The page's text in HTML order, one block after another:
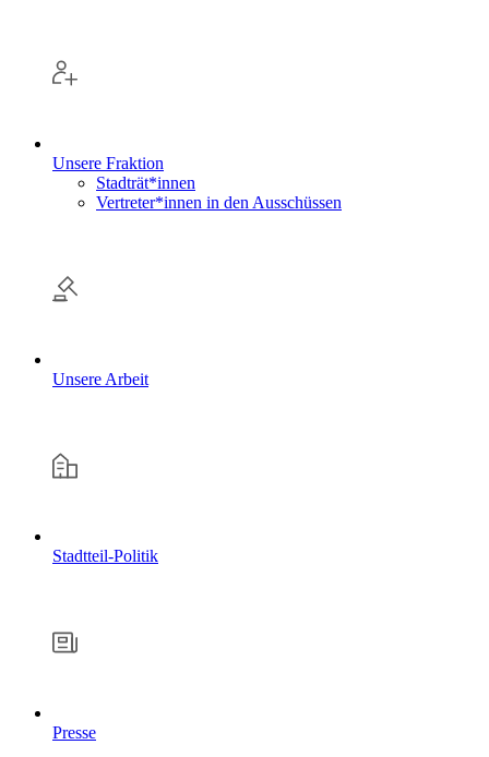
Unsere Fraktion
Stadträt*innen
Vertreter*innen in den Ausschüssen
Unsere Arbeit
Stadtteil-Politik
Presse